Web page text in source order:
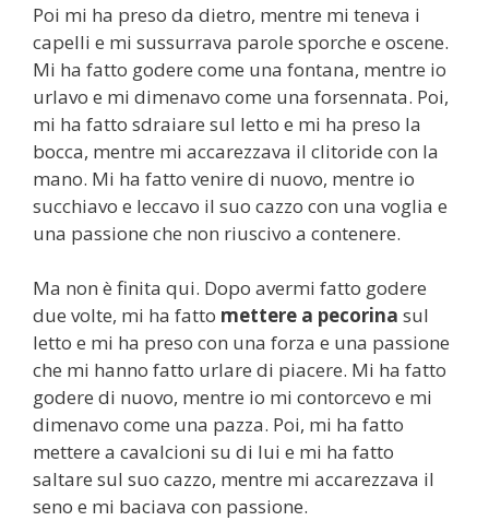
Poi mi ha preso da dietro, mentre mi teneva i
capelli e mi sussurrava parole sporche e oscene.
Mi ha fatto godere come una fontana, mentre io
urlavo e mi dimenavo come una forsennata. Poi,
mi ha fatto sdraiare sul letto e mi ha preso la
bocca, mentre mi accarezzava il clitoride con la
mano. Mi ha fatto venire di nuovo, mentre io
succhiavo e leccavo il suo cazzo con una voglia e
una passione che non riuscivo a contenere.
Ma non è finita qui. Dopo avermi fatto godere
due volte, mi ha fatto mettere a pecorina sul
letto e mi ha preso con una forza e una passione
che mi hanno fatto urlare di piacere. Mi ha fatto
godere di nuovo, mentre io mi contorcevo e mi
dimenavo come una pazza. Poi, mi ha fatto
mettere a cavalcioni su di lui e mi ha fatto
saltare sul suo cazzo, mentre mi accarezzava il
seno e mi baciava con passione.